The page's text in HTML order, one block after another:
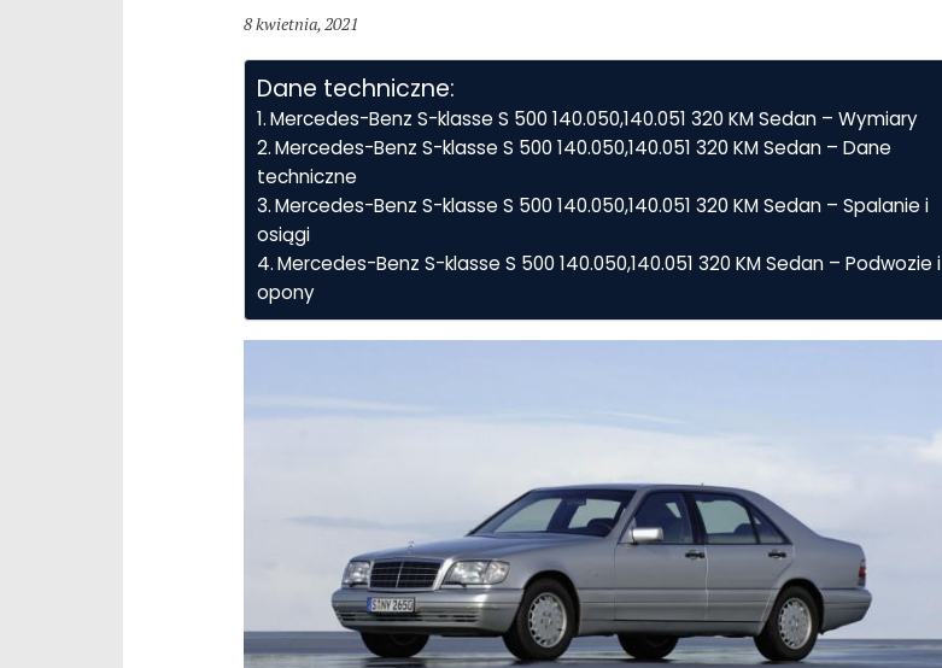
8 kwietnia, 2021
Dane techniczne:
Mercedes-Benz S-klasse S 500 140.050,140.051 320 KM Sedan – Wymiary
Mercedes-Benz S-klasse S 500 140.050,140.051 320 KM Sedan – Dane
techniczne
Mercedes-Benz S-klasse S 500 140.050,140.051 320 KM Sedan – Spalanie i
osiągi
Mercedes-Benz S-klasse S 500 140.050,140.051 320 KM Sedan – Podwozie i
opony